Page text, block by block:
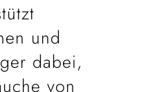
und
dabei,
von